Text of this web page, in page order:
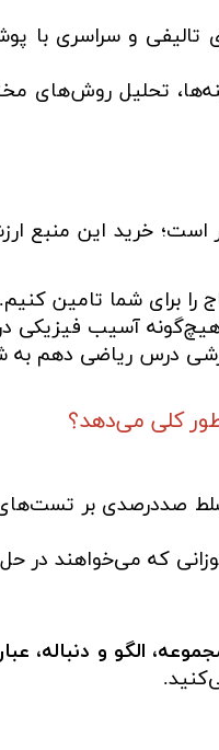
تالیفی و سراسری با
تحلیل روش‌های
خرید این منبع
برای شما تامین کنیم.
آسیب فیزیکی
درس ریاضی دهم
کلی می‌دهد؟
صددرصدی بر
که می‌خواهند در
الگو و دنباله،